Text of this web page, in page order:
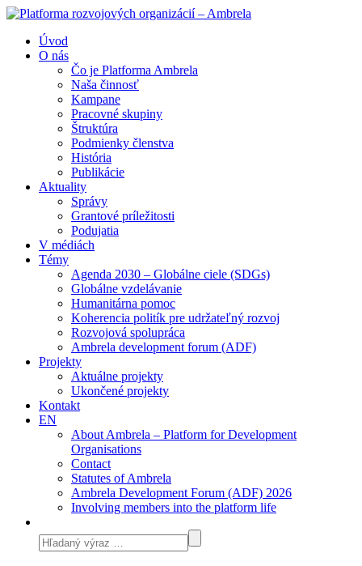
Úvod
O nás
Čo je Platforma Ambrela
Naša činnosť
Kampane
Pracovné skupiny
Štruktúra
Podmienky členstva
História
Publikácie
Aktuality
Správy
Grantové príležitosti
Podujatia
V médiách
Témy
Agenda 2030 – Globálne ciele (SDGs)
Globálne vzdelávanie
Humanitárna pomoc
Koherencia politík pre udržateľný rozvoj
Rozvojová spolupráca
Ambrela development forum (ADF)
Projekty
Aktuálne projekty
Ukončené projekty
Kontakt
EN
About Ambrela – Platform for Development
Organisations
Contact
Statutes of Ambrela
Ambrela Development Forum (ADF) 2026
Involving members into the platform life